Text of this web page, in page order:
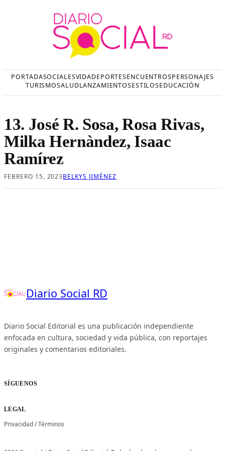
PORTADASOCIALESVIDADEPORTESENCUENTROSPERSONAJES
TURISMOSALUDLANZAMIENTOSESTILOSEDUCACIÓN
13. José R. Sosa, Rosa Rivas,
Milka Hernàndez, Isaac
Ramírez
FEBRERO 15, 2023BELKYS JIMÈNEZ
Diario Social RD
Diario Social Editorial es una publicación independiente
enfocada en cultura, sociedad y vida pública, con reportajes
originales y comentarios editoriales.
SÍGUENOS
LEGAL
Privacidad/Términos